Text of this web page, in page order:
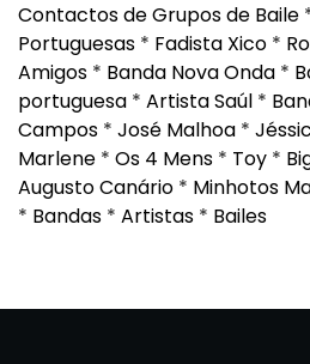
Contactos de Grupos de Baile
Portuguesas * Fadista Xico *
Amigos * Banda Nova Onda *
portuguesa * Artista Saúl *
Campos * José Malhoa *
Marlene * Os 4 Mens * Toy *
Augusto Canário * Minhotos
* Bandas * Artistas * Bailes